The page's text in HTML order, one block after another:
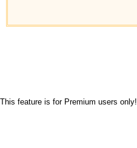
This feature is for Premium users only!